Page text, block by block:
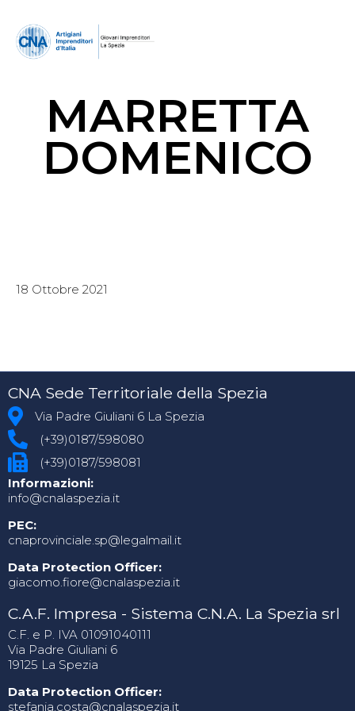
MARRETTA
DOMENICO
18 Ottobre 2021
CNA Sede Territoriale della Spezia
Via Padre Giuliani 6 La Spezia
(+39)0187/598080
(+39)0187/598081
Informazioni:
info@cnalaspezia.it
PEC:
cnaprovinciale.sp@legalmail.it
Data Protection Officer:
giacomo.fiore@cnalaspezia.it
C.A.F. Impresa - Sistema C.N.A. La Spezia srl
C.F. e P. IVA 01091040111
Via Padre Giuliani 6
19125 La Spezia
Data Protection Officer:
stefania.costa@cnalaspezia.it